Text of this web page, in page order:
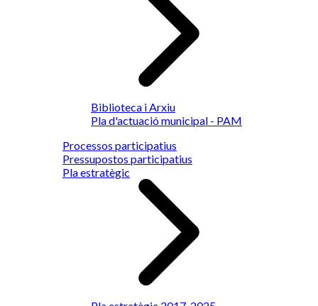
Biblioteca i Arxiu
Pla d'actuació municipal - PAM
Processos participatius
Pressupostos participatius
Pla estratègic